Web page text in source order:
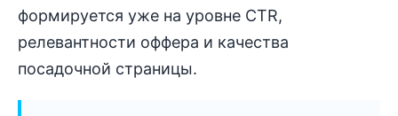
формируется уже на уровне CTR,
релевантности оффера и качества
посадочной страницы.